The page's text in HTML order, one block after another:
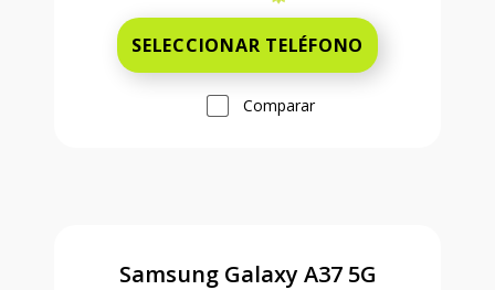
SELECCIONAR TELÉFONO
Comparar
Samsung Galaxy A37 5G